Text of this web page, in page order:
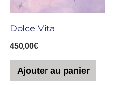
Dolce Vita
450,00€
Ajouter au panier